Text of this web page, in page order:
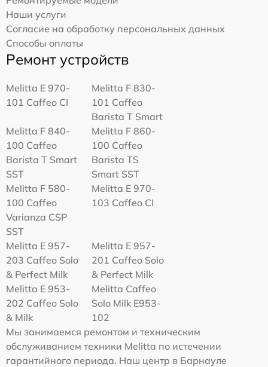
Наши услуги
Согласие на обработку персональных данных
Способы оплаты
Ремонт устройств
Melitta Е 970-
101 Caffeo CI
Melitta F 830-
101 Caffeo
Barista T Smart
Melitta F 840-
100 Caffeo
Barista T Smart
SST
Melitta F 860-
100 Caffeo
Barista TS
Smart SST
Melitta F 580-
100 Caffeo
Varianza CSP
SST
Melitta Е 970-
103 Caffeo CI
Melitta E 957-
203 Caffeo Solo
& Perfect Milk
Melitta E 957-
201 Caffeo Solo
& Perfect Milk
Melitta Е 953-
202 Caffeo Solo
& Milk
Melitta Caffeo
Solo Milk E953-
102
Мы занимаемся ремонтом и техническим
обслуживанием техники Melitta по истечении
гарантийного периода. Наш центр в Барнауле